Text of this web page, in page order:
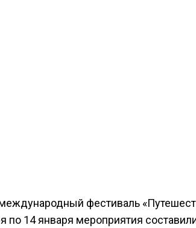
фестиваль
по 14 января мероприятия